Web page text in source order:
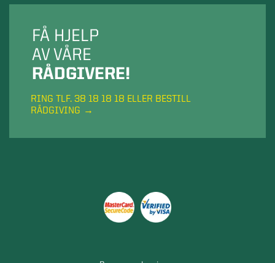
FÅ HJELP
AV VÅRE
RÅDGIVERE!
RING TLF. 38 18 18 18 ELLER BESTILL
RÅDGIVING